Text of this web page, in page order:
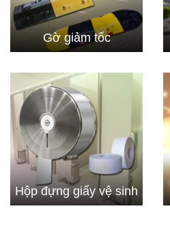
Gờ giảm tốc
Hộp đựng giấy vệ sinh